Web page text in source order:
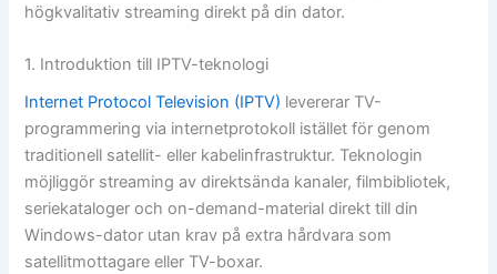
högkvalitativ streaming direkt på din dator.
1. Introduktion till IPTV-teknologi
Internet Protocol Television (IPTV) levererar TV-
programmering via internetprotokoll istället för genom
traditionell satellit- eller kabelinfrastruktur. Teknologin
möjliggör streaming av direktsända kanaler, filmbibliotek,
seriekataloger och on-demand-material direkt till din
Windows-dator utan krav på extra hårdvara som
satellitmottagare eller TV-boxar.